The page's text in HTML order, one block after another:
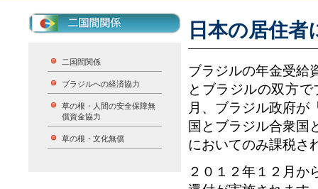
二国間関係
ブラジルへの経済協力
草の根・人間の安全保障無
償資金協力
草の根・文化無償
日本の居住
ブラジルの年金受給
とブラジルの双方
月、ブラジル政府が
国とブラジル合衆国
においてのみ課税さ
２０１２年１２月か